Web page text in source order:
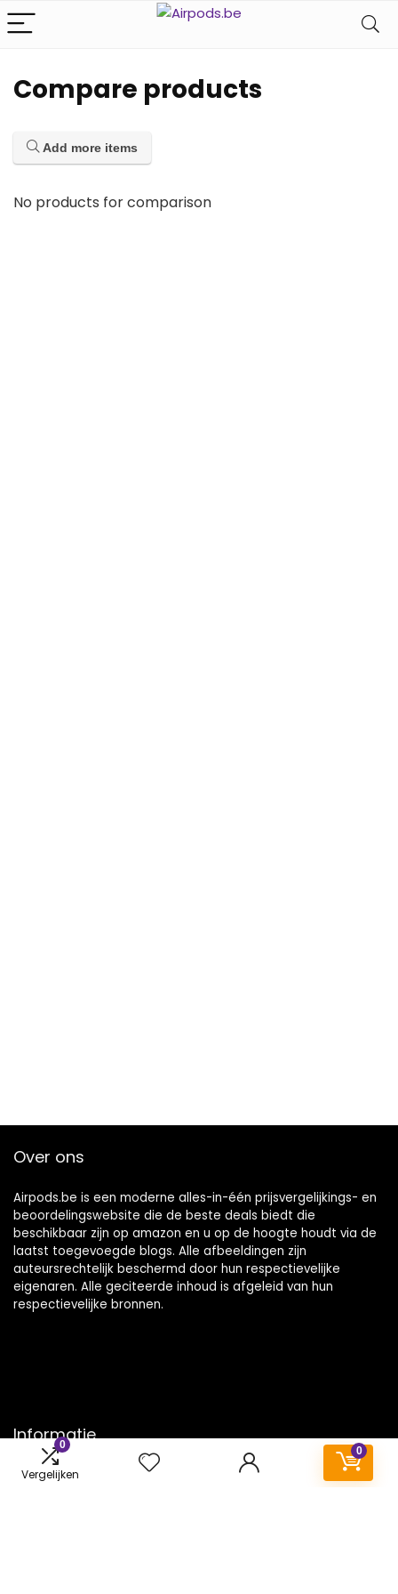
0
Vergelijken
0
Compare products
Add more items
No products for comparison
Over ons
Airpods.be is een moderne alles-in-één prijsvergelijkings- en
beoordelingswebsite die de beste deals biedt die
beschikbaar zijn op amazon en u op de hoogte houdt via de
laatst toegevoegde blogs. Alle afbeeldingen zijn
auteursrechtelijk beschermd door hun respectievelijke
eigenaren. Alle geciteerde inhoud is afgeleid van hun
respectievelijke bronnen.
Informatie
Contact